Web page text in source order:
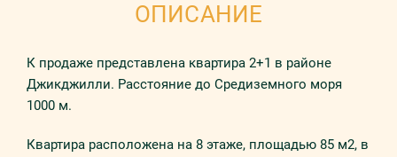
ОПИСАНИЕ
К продаже представлена квартира 2+1 в районе
Джикджилли. Расстояние до Средиземного моря
1000 м.
Квартира расположена на 8 этаже, площадью 85 м2, в